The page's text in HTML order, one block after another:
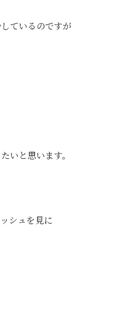
ているのですが
いと思います。
シュを見に